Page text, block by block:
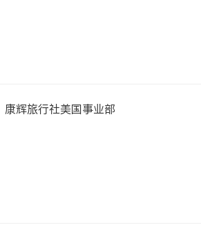
康辉旅行社美国事业部